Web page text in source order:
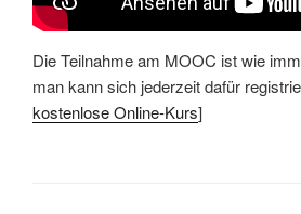
Die Teilnahme am MOOC ist wie
man kann sich jederzeit dafür
kostenlose Online-Kurs]